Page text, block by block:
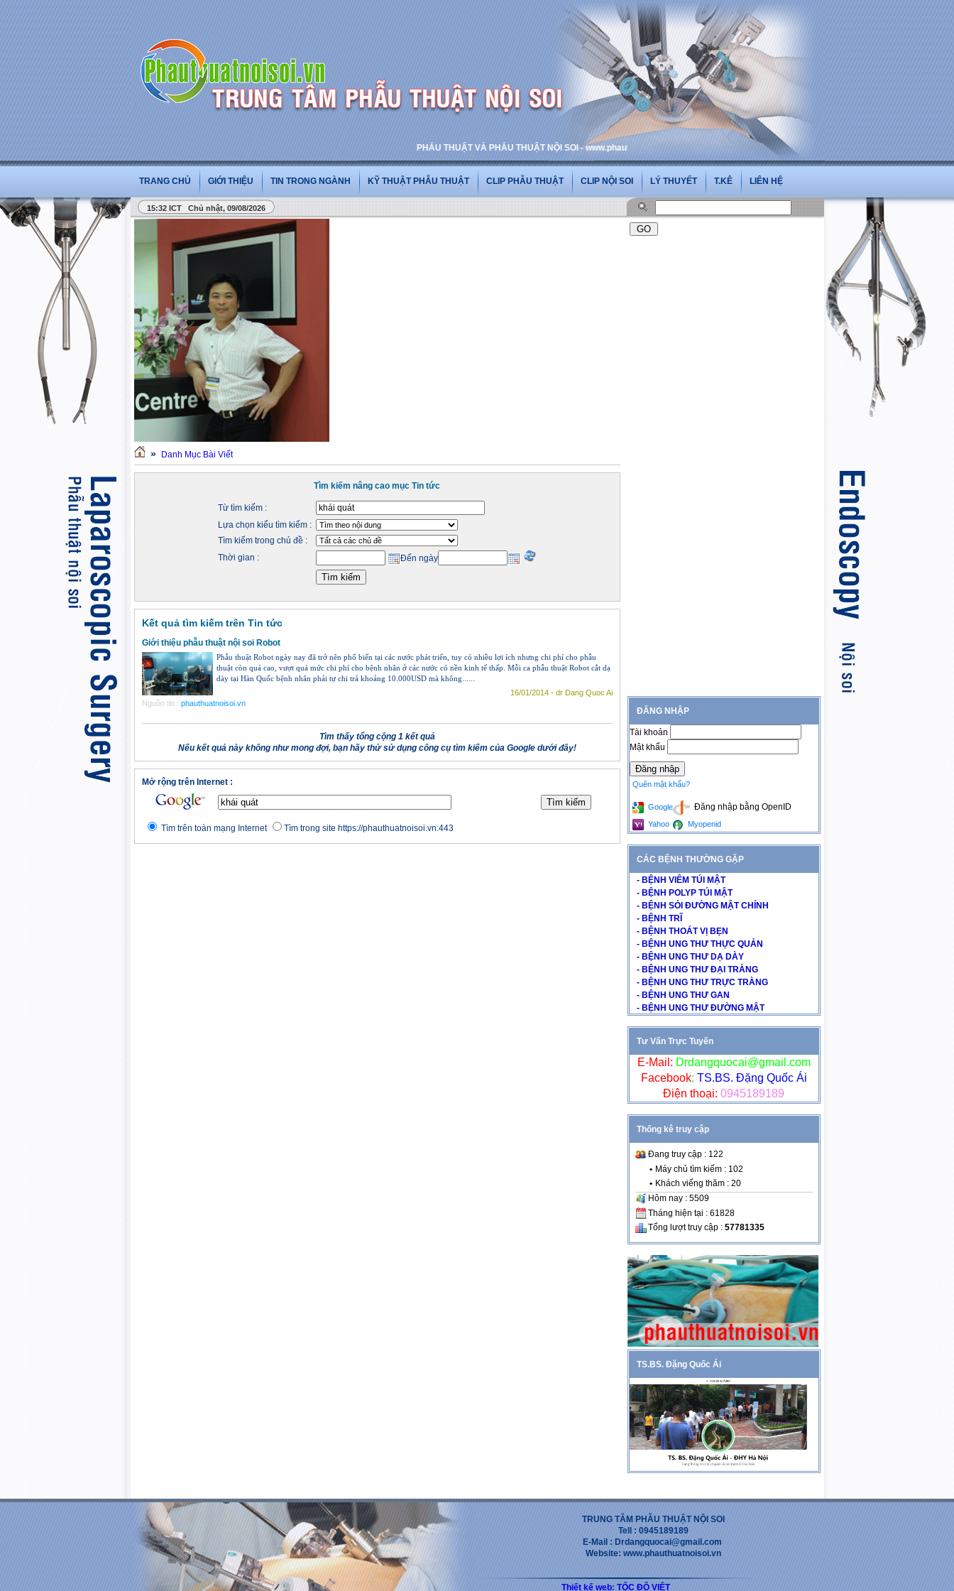
PHẪU THUẬT VÀ PHẪU THUẬT NỘI SOI - www.phauthuatnoisoi.vn
TRANG CHỦ GIỚI THIỆU TIN TRONG NGÀNH KỸ THUẬT PHẪU THUẬT CLIP PHẪU THUẬT CLIP NỘI SOI LÝ THUYẾT T.KÊ LIÊN HỆ
15:32 ICT Chủ nhật, 09/08/2026
» Danh Mục Bài Viết
Tìm kiếm nâng cao mục Tin tức
Từ tìm kiếm :
Lựa chọn kiểu tìm kiếm :
Tìm kiếm trong chủ đề :
Thời gian :
Đến ngày
Kết quả tìm kiếm trên Tin tức
Giới thiệu phẫu thuật nội soi Robot
Phẫu thuật Robot ngày nay đã trở nên phổ biến tại các nước phát triển, tuy có nhiều lợi ích nhưng chi phí cho phẫu
thuật còn quá cao, vượt quá mức chi phí cho bệnh nhân ở các nước có nền kinh tế thấp. Mỗi ca phẫu thuật Robot cắt dạ
dày tại Hàn Quốc bệnh nhân phải tự chi trả khoảng 10.000USD mà không......
16/01/2014 - dr Dang Quoc Ai
Nguồn tin : phauthuatnoisoi.vn
Tìm thấy tổng cộng 1 kết quả
Nếu kết quả này không như mong đợi, bạn hãy thử sử dụng công cụ tìm kiếm của Google dưới đây!
Mở rộng trên Internet :
Tìm trên toàn mạng Internet Tìm trong site https://phauthuatnoisoi.vn:443
ĐĂNG NHẬP
Tài khoản
Mật khẩu
Quên mật khẩu?
Đăng nhập bằng OpenID
Google
Yahoo
Myopenid
CÁC BỆNH THƯỜNG GẶP
- BỆNH VIÊM TÚI MẬT
- BỆNH POLYP TÚI MẬT
- BỆNH SỎI ĐƯỜNG MẬT CHÍNH
- BỆNH TRĨ
- BỆNH THOÁT VỊ BẸN
- BỆNH UNG THƯ THỰC QUẢN
- BỆNH UNG THƯ DẠ DÀY
- BỆNH UNG THƯ ĐẠI TRÀNG
- BỆNH UNG THƯ TRỰC TRÀNG
- BỆNH UNG THƯ GAN
- BỆNH UNG THƯ ĐƯỜNG MẬT
Tư Vấn Trực Tuyến
E-Mail: Drdangquocai@gmail.com
Facebook: TS.BS. Đặng Quốc Ái
Điện thoại: 0945189189
Thống kê truy cập
Đang truy cập : 122
• Máy chủ tìm kiếm : 102
• Khách viếng thăm : 20
Hôm nay : 5509
Tháng hiện tại : 61828
Tổng lượt truy cập : 57781335
TS.BS. Đặng Quốc Ái
TRUNG TẪM PHẪU THUẬT NỘI SOI
Tell : 0945189189
E-Mail : Drdangquocai@gmail.com
Website: www.phauthuatnoisoi.vn
Thiết kế web: TỐC ĐỘ VIỆT